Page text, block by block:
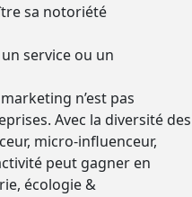
sa notoriété
service ou un
n’est pas
Avec la diversité des
micro-influenceur,
peut gagner en
écologie &